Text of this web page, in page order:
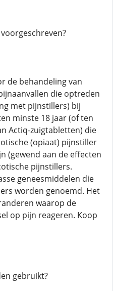
de behandeling van
die optreden
met pijnstillers) bij
minste 18 jaar (of ten
Actiq-zuigtabletten) die
(opiaat) pijnstiller
(gewend aan de effecten
pijnstillers.
geneesmiddelen die
worden genoemd. Het
waarop de
op pijn reageren. Koop
gebruikt?